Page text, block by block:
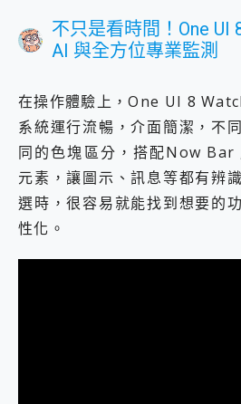
不只是看時間！One UI
AI 與全方位專業監測
在操作體驗上，One UI 8
系統運行流暢，介面簡潔，不
同的色塊區分，搭配Now Bar
元素，讓圖示、訊息等都有辨
選時，很容易就能找到想要的
性化。